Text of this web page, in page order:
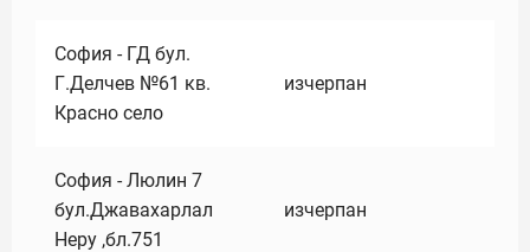
София - ГД бул.
Г.Делчев №61 кв.
Красно село
изчерпан
София - Люлин 7
бул.Джавахарлал
Неру ,бл.751
изчерпан